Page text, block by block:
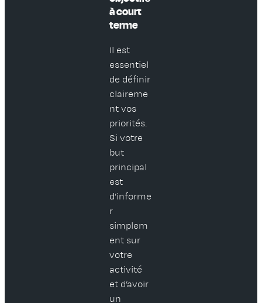
à court
terme
Il est
essentiel
de définir
claireme
nt vos
priorités.
Si votre
but
principal
est
d’informe
r
simplem
ent sur
votre
activité
et d’avoir
un